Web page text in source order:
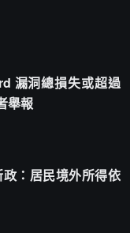
漏洞總損失或超過
舉報
：居民境外所得依